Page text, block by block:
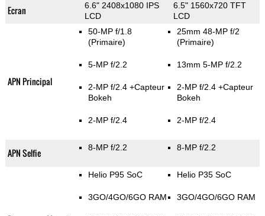
Ecran
6.6" 2408x1080 IPS
LCD
6.5" 1560x720 TFT
LCD
APN Principal
50-MP f/1.8
(Primaire)
5-MP f/2.2
2-MP f/2.4 +Capteur
Bokeh
2-MP f/2.4
25mm 48-MP f/2
(Primaire)
13mm 5-MP f/2.2
2-MP f/2.4 +Capteur
Bokeh
2-MP f/2.4
APN Selfie 8-MP f/2.2 8-MP f/2.2
Helio P95 SoC
3GO/4GO/6GO RAM
Helio P35 SoC
3GO/4GO/6GO RAM